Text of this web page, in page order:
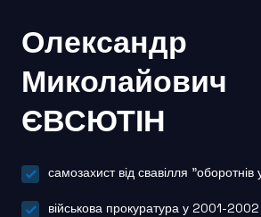
Олександр
Миколайович
ЄВСЮТІН
самозахист від свавілля
військова прокуратура у 2001-2002